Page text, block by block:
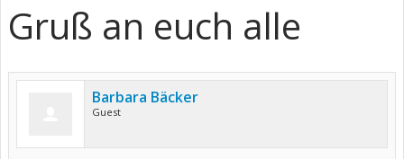
Gruß an euch alle
Barbara Bäcker
Guest